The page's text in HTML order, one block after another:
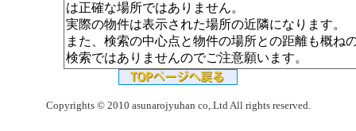
は正確な場所ではありません。
実際の物件は表示された場所の近隣になります。
また、検索の中心点と物件の場所との距離も概ね
検索ではありませんのでご注意願います。
Copyrights © 2010 asunarojyuhan co,.Ltd All rights reserved.